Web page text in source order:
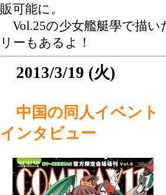
販可能に。
Vol.25の少女艦艇學で描い
リーもあるよ！
2013/3/19 (火)
中国の同人イベント
インタビュー